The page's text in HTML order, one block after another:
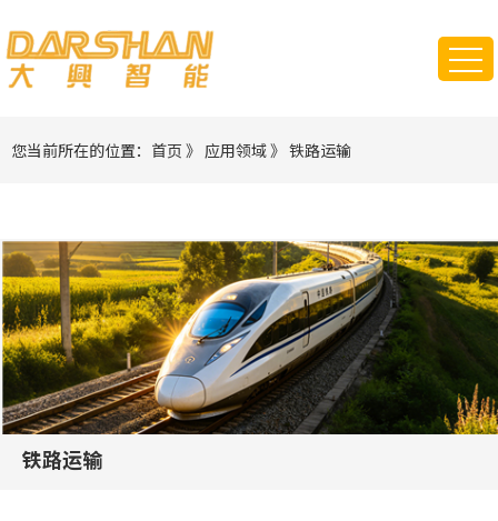
您当前所在的位置： 首页 》 应用领域》 铁路运输
铁路运输